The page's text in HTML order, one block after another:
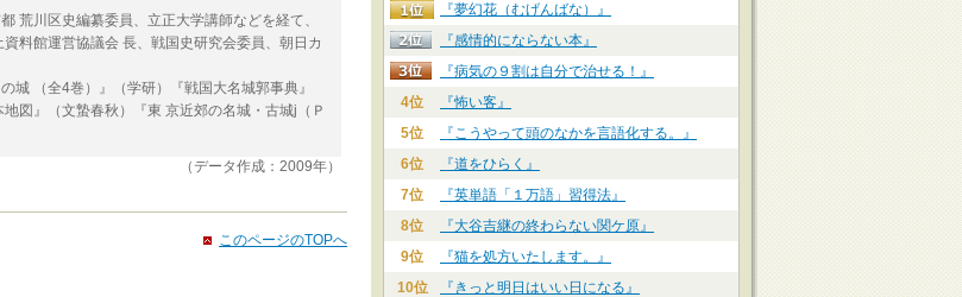
荒川区史編纂委員、立正大学講師などを経て、
料館運営協議会 長、戦国史研究会委員、朝日カ
城 （全4巻）』（学研）『戦国大名城郭事典』
図』（文蟄春秋）『東 京近郊の名城・古城j（Ｐ
（データ作成：2009年）
このページのTOPへ
『夢幻花（むげんばな）』
『感情的にならない本』
『病気の９割は自分で治せる！』
4位
『怖い客』
5位
『こうやって頭のなかを言語化する。』
6位
『道をひらく』
7位
『英単語「１万語」習得法』
8位
『大谷吉継の終わらない関ケ原』
9位
『猫を処方いたします。』
10位
『きっと明日はいい日になる』